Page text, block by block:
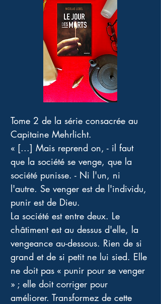
Tome 2 de la série consacrée au
Capitaine Mehrlicht.
« [...] Mais reprend on, - il faut
que la société se venge, que la
société punisse. - Ni l'un, ni
l'autre. Se venger est de l'individu,
punir est de Dieu.
La société est entre deux. Le
châtiment est au dessus d'elle, la
vengeance au-dessous. Rien de si
grand et de si petit ne lui sied. Elle
ne doit pas « punir pour se venger
» ; elle doit corriger pour
améliorer. Transformez de cette